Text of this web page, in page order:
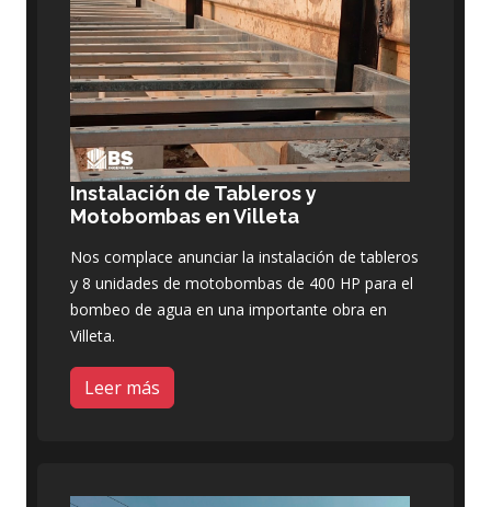
Instalación de Tableros y
Motobombas en Villeta
Nos complace anunciar la instalación de tableros
y 8 unidades de motobombas de 400 HP para el
bombeo de agua en una importante obra en
Villeta.
Leer más